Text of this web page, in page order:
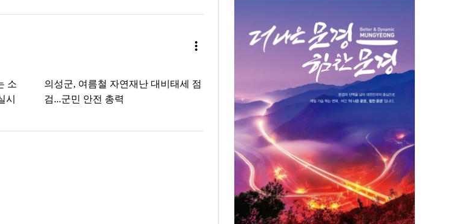
more_vert
소
시
의성군, 여름철 자연재난 대비태세 점
검...군민 안전 총력